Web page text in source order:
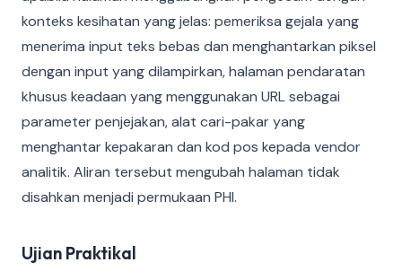
konteks kesihatan yang jelas: pemeriksa gejala yang
menerima input teks bebas dan menghantarkan piksel
dengan input yang dilampirkan, halaman pendaratan
khusus keadaan yang menggunakan URL sebagai
parameter penjejakan, alat cari-pakar yang
menghantar kepakaran dan kod pos kepada vendor
analitik. Aliran tersebut mengubah halaman tidak
disahkan menjadi permukaan PHI.
Ujian Praktikal